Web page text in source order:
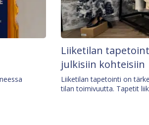
Liiketilan
julkisiin kohteisiin
Liiketilan tapetointi on
tilan toimivuutta. Tapetit